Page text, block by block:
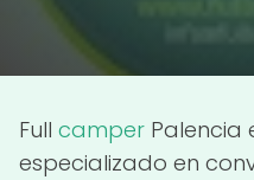
Full camper Palencia
especializado en